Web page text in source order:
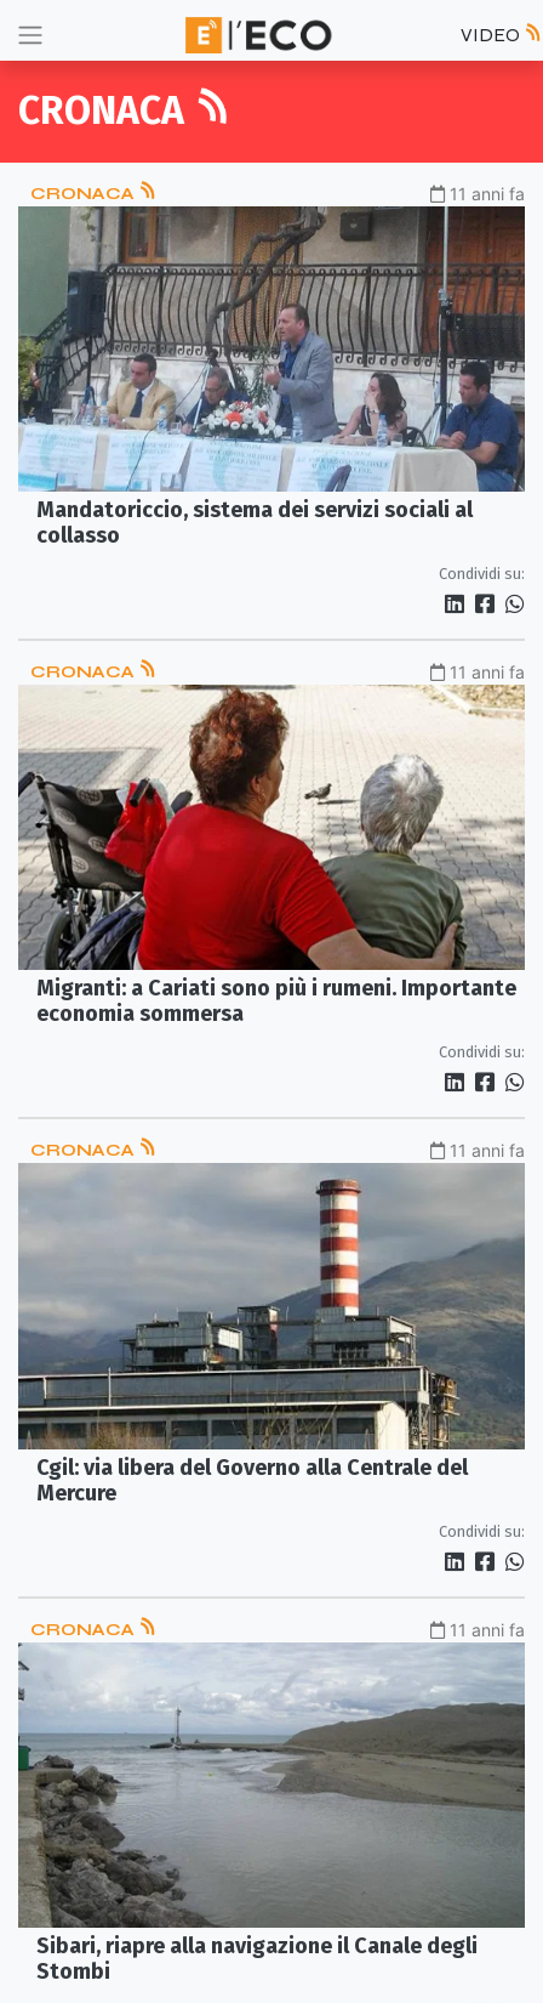
VIDEO
CRONACA
CRONACA 11 anni fa
Mandatoriccio, sistema dei servizi sociali al
collasso
Condividi su:
CRONACA 11 anni fa
Migranti: a Cariati sono più i rumeni. Importante
economia sommersa
Condividi su:
CRONACA 11 anni fa
Cgil: via libera del Governo alla Centrale del
Mercure
Condividi su:
CRONACA 11 anni fa
Sibari, riapre alla navigazione il Canale degli
Stombi